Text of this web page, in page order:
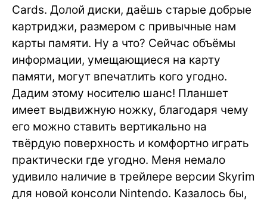
Cards. Долой диски, даёшь старые добрые
картриджи, размером с привычные нам
карты памяти. Ну а что? Сейчас объёмы
информации, умещающиеся на карту
памяти, могут впечатлить кого угодно.
Дадим этому носителю шанс! Планшет
имеет выдвижную ножку, благодаря чему
его можно ставить вертикально на
твёрдую поверхность и комфортно играть
практически где угодно. Меня немало
удивило наличие в трейлере версии Skyrim
для новой консоли Nintendo. Казалось бы,